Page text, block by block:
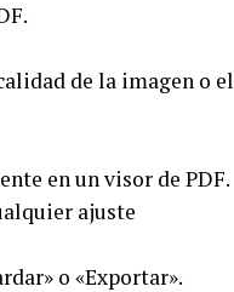
de la imagen o el
en un visor de PDF.
ajuste
o «Exportar».